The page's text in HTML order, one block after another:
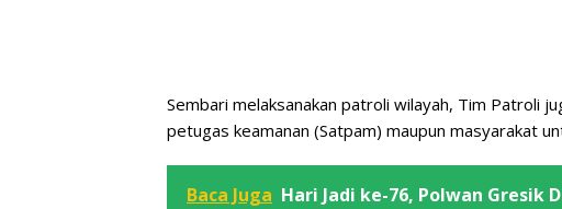
Sembari melaksanakan patroli wilayah, Tim Patroli
petugas keamanan (Satpam) maupun masyarakat
Baca Juga Hari Jadi ke-76, Polwan Gresik